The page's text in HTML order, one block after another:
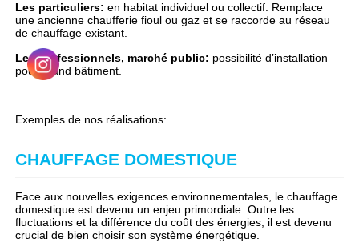
Les particuliers: en habitat individuel ou collectif. Remplace
une ancienne chaufferie fioul ou gaz et se raccorde au réseau
de chauffage existant.
Les professionnels, marché public: possibilité d’installation
pour grand bâtiment.
Exemples de nos réalisations:
CHAUFFAGE DOMESTIQUE
Face aux nouvelles exigences environnementales, le chauffage
domestique est devenu un enjeu primordiale. Outre les
fluctuations et la différence du coût des énergies, il est devenu
crucial de bien choisir son système énergétique.